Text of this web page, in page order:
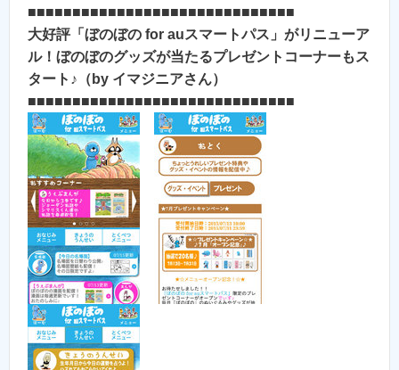
■■■■■■■■■■■■■■■■■■■■■■■■■■■■■■
大好評「ぼのぼの for auスマートパス」がリニューア
ル！ぼのぼのグッズが当たるプレゼントコーナーもス
タート♪（by イマジニアさん）
■■■■■■■■■■■■■■■■■■■■■■■■■■■■■■